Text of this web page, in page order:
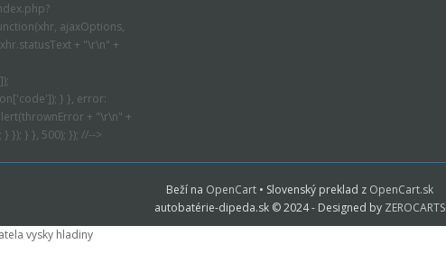
ajaxOptions,
+ "\r\n" +
} }, error:
+ "\r\n" +
}); } }, 500); }); //-->
Beží na OpenCart • Slovenský preklad z OpenCart.sk
autobatérie-dipeda.sk © 2024 - Designed by ZEROCARTS
vysky hladiny